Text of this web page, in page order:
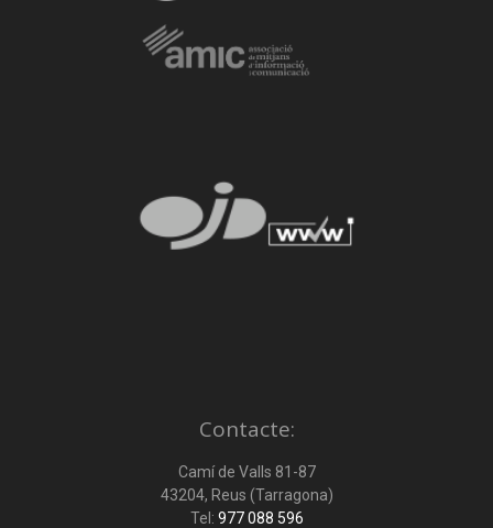
Contacte:
Camí de Valls 81-87
43204, Reus (Tarragona)
Tel: 977 088 596